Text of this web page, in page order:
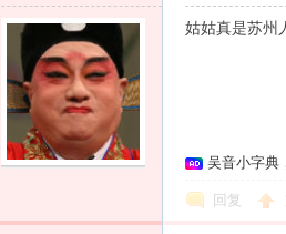
姑姑真是苏州
吴音小字典
回复